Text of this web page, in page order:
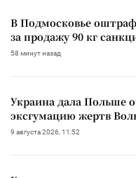
В Подмосковье
за продажу 90 кг
58 минут назад
Украина дала Польше
эксгумацию жертв
9 августа 2026, 11:52